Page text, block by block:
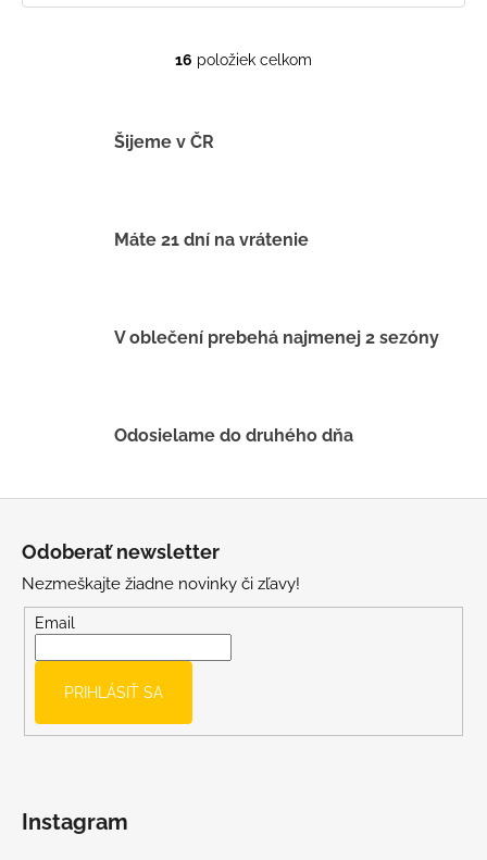
O
i
v
ý
s
16 položiek celkom
Šijeme v ČR
Máte 21 dní na vrátenie
V oblečení prebehá najmenej 2 sezóny
Odosielame do druhého dňa
Odoberať newsletter
Nezmeškajte žiadne novinky či zľavy!
Email
PRIHLÁSIŤ SA
Instagram